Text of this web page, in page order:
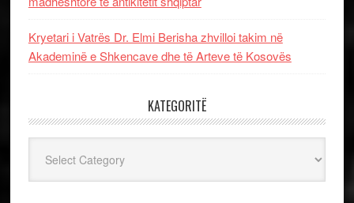
Kryetari i Vatrës Dr. Elmi Berisha zhvilloi takim në
Akademinë e Shkencave dhe të Arteve të Kosovës
KATEGORITË